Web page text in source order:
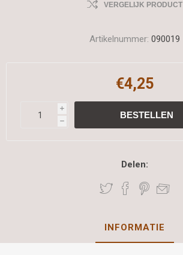
VERGELIJK PRODUCT
Artikelnummer: 090019
€4,25
i
h
Delen:
INFORMATIE